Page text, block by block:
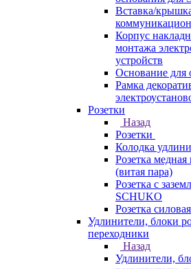
Вставка/
Корпус
монтажа
устройств
Основание для
Рамка
Розетки
Назад
Розетки
Колодка
Розетка
(витая пара)
Розетка с
SCHUKO
Розетка
Удлинители, блоки
переходники
Назад
Удлинители,